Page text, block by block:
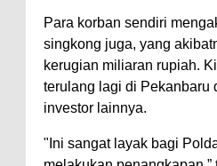
Para korban sendiri
singkong juga, yang
kerugian miliaran rupiah.
terulang lagi di Pekanbaru
investor lainnya.
"Ini sangat layak bagi